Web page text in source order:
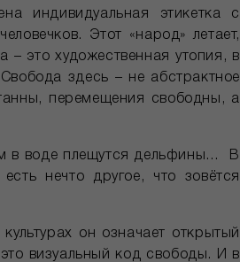
индивидуальная этикетка с
Этот «народ» летает,
– это художественная утопия, в
здесь – не абстрактное
перемещения свободны, а
в воде плещутся дельфины… В
нечто другое, что зовётся
он означает открытый
визуальный код свободы. И в